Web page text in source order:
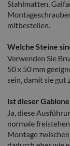
Stahlmatten,
mitbestellen.
Welche Steine
Verwenden Sie
50 x 50 mm
sein, damit sie gut
Ist dieser
Ja, diese
normale
Montage